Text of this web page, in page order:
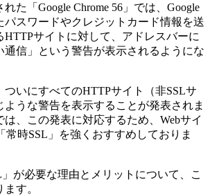
た「Google Chrome 56」では、Google
パスワードやクレジットカード情報を送
HTTPサイトに対して、アドレスバーに
通信」という警告が表示されるようにな
ついにすべてのHTTPサイト（非SSLサ
ような警告を表示することが発表されま
は、この発表に対応するため、Webサイ
常時SSL」を強くおすすめしておりま
が必要な理由とメリットについて、こ
す。